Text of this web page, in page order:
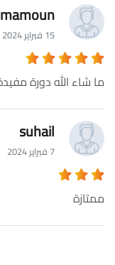
15 فبراير 2024
ما شاء الله دورة
suhail
7 فبراير 2024
ممتازة